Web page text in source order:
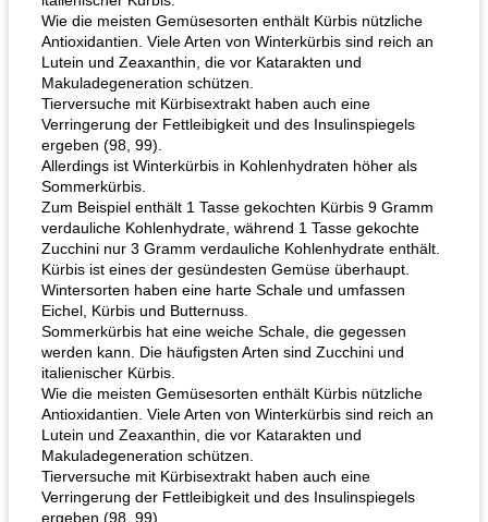
Flank Steak Salsa-Stil gezogen Pilz-Lauch-Galette
Wie die meisten Gemüsesorten enthält Kürbis nützliche
Antioxidantien. Viele Arten von Winterkürbis sind reich an
Lutein und Zeaxanthin, die vor Katarakten und
Makuladegeneration schützen.
Tierversuche mit Kürbisextrakt haben auch eine
Verringerung der Fettleibigkeit und des Insulinspiegels
ergeben (98, 99).
Allerdings ist Winterkürbis in Kohlenhydraten höher als
Sommerkürbis.
Zum Beispiel enthält 1 Tasse gekochten Kürbis 9 Gramm
verdauliche Kohlenhydrate, während 1 Tasse gekochte
Zucchini nur 3 Gramm verdauliche Kohlenhydrate enthält.
Kürbis ist eines der gesündesten Gemüse überhaupt.
Wintersorten haben eine harte Schale und umfassen
Eichel, Kürbis und Butternuss.
Sommerkürbis hat eine weiche Schale, die gegessen
werden kann. Die häufigsten Arten sind Zucchini und
italienischer Kürbis.
Wie die meisten Gemüsesorten enthält Kürbis nützliche
Antioxidantien. Viele Arten von Winterkürbis sind reich an
Lutein und Zeaxanthin, die vor Katarakten und
Makuladegeneration schützen.
Tierversuche mit Kürbisextrakt haben auch eine
Verringerung der Fettleibigkeit und des Insulinspiegels
ergeben (98, 99).